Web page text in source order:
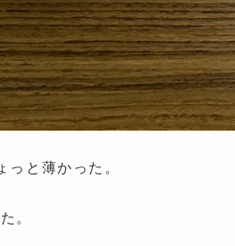
と薄かった。
。